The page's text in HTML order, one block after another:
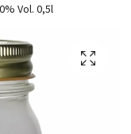
Vol. 0,5l